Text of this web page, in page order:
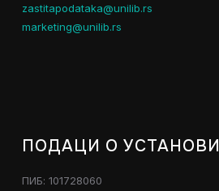
zastitapodataka@unilib.rs
marketing@unilib.rs
ПОДАЦИ О УСТАНОВИ
ПИБ: 101728060